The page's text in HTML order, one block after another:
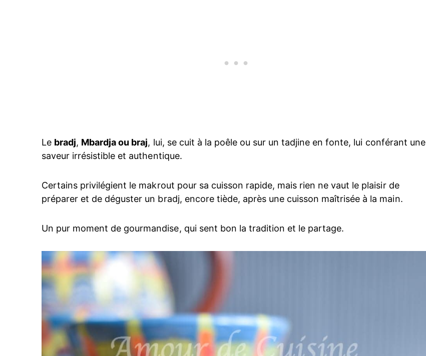
Le bradj, Mbardja ou braj, lui, se cuit à la poêle ou sur un tadjine en fonte, lui conférant une
saveur irrésistible et authentique.
Certains privilégient le makrout pour sa cuisson rapide, mais rien ne vaut le plaisir de
préparer et de déguster un bradj, encore tiède, après une cuisson maîtrisée à la main.
Un pur moment de gourmandise, qui sent bon la tradition et le partage.